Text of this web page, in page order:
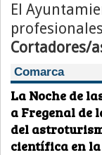
El
Cortadores/
Comarca
La Noche de
a Fregenal de
del
científica en